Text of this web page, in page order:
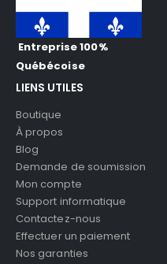
Entreprise 100%
Québécoise
LIENS UTILES
Boutique
À propos
Blog
Demande de soumission
Mon compte
Support informatique
Contactez-nous
Effectuer un paiement
Nos garanties